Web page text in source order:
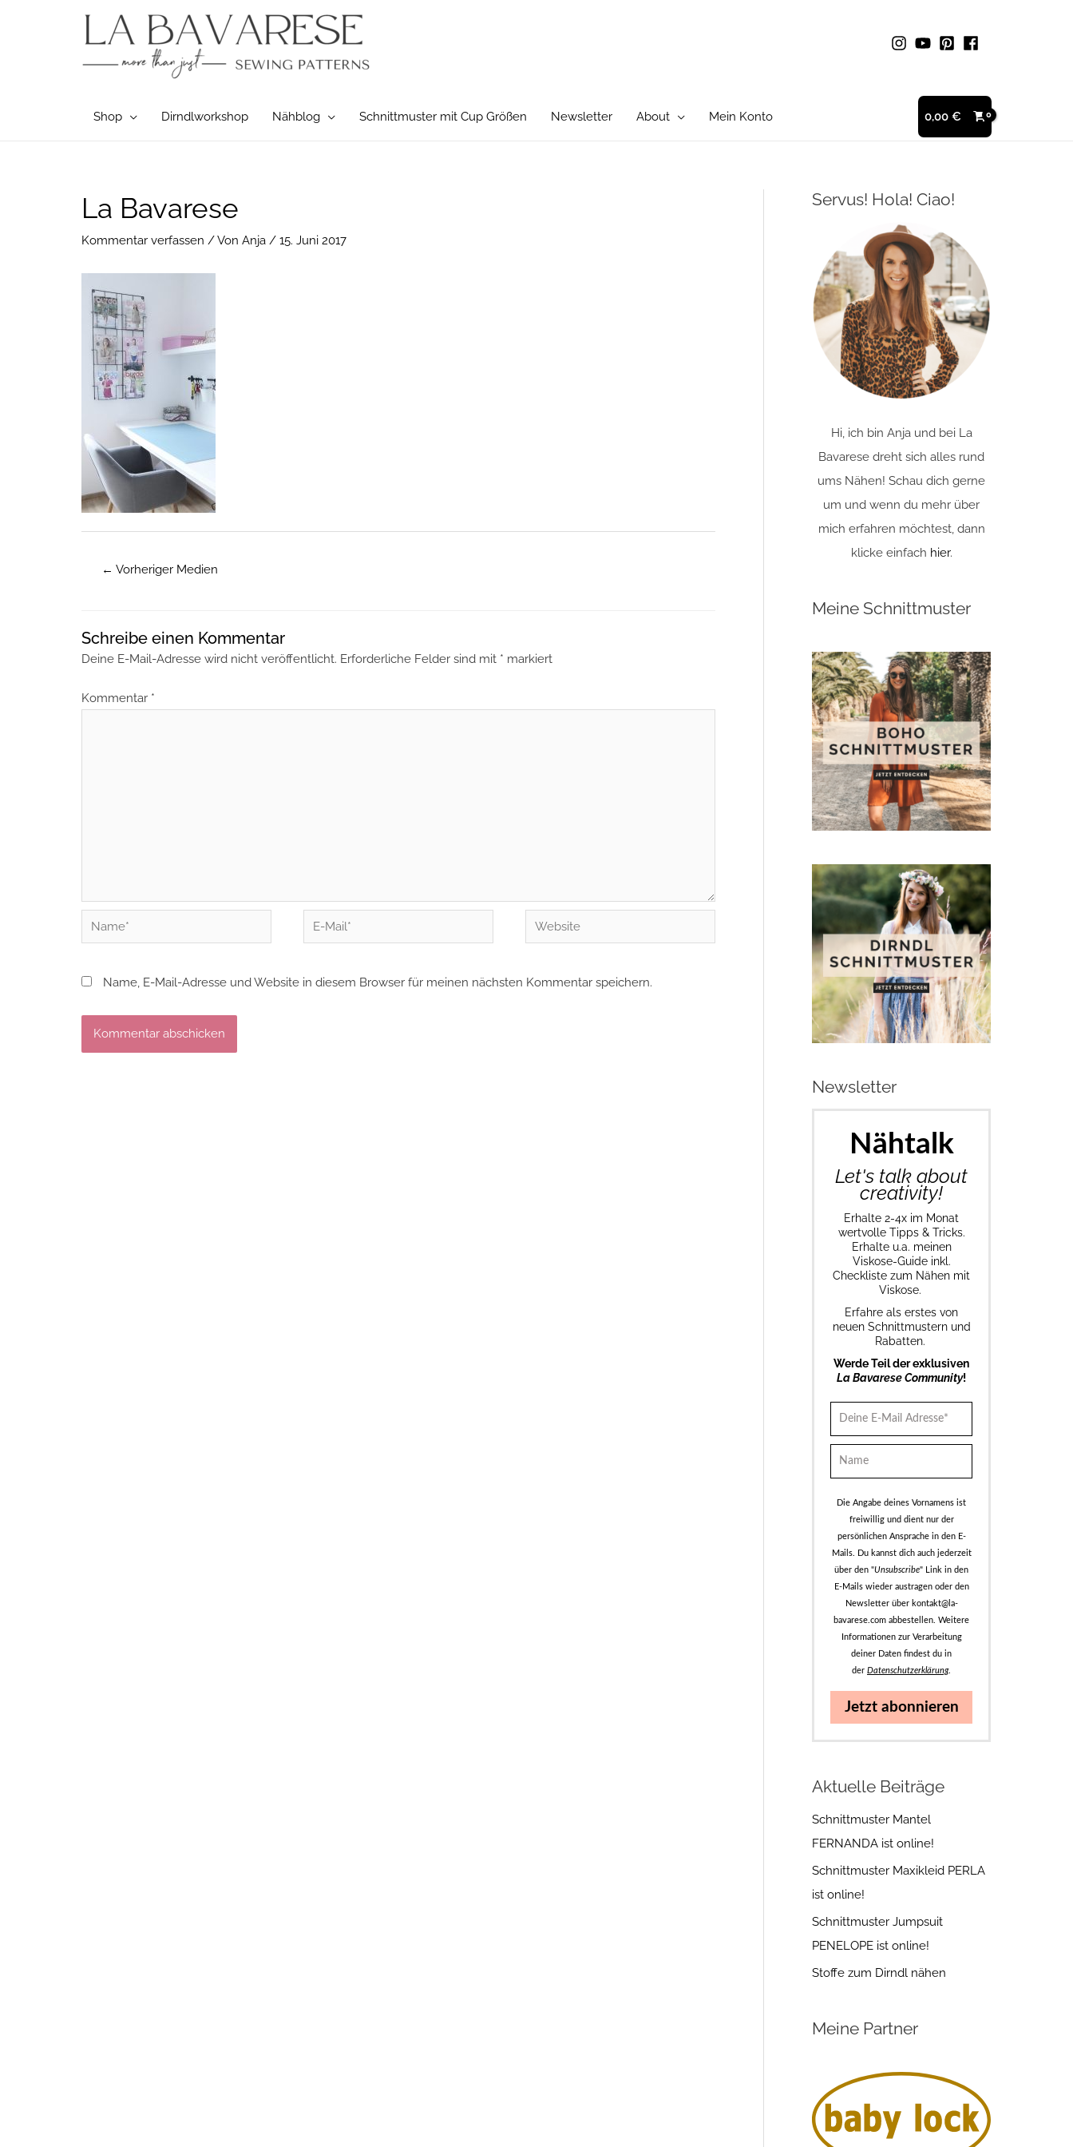
Shop Dirndlworkshop Nähblog Schnittmuster mit Cup Größen Newsletter About Mein Konto 0,00 €
La Bavarese
Kommentar verfassen / Von Anja / 15. Juni 2017
Post
navigation
← Vorheriger Medien
Schreibe einen Kommentar
Deine E-Mail-Adresse wird nicht veröffentlicht. Erforderliche Felder sind mit * markiert
Kommentar *
Name*
E-
Mail*
Website
Name, E-Mail-Adresse und Website in diesem Browser für meinen nächsten Kommentar speichern.
Servus! Hola! Ciao!
Hi, ich bin Anja und bei La
Bavarese dreht sich alles rund
ums Nähen! Schau dich gerne
um und wenn du mehr über
mich erfahren möchtest, dann
klicke einfach hier.
Meine Schnittmuster
Newsletter
Nähtalk
Let's talk about
creativity!
Erhalte 2-4x im Monat
wertvolle Tipps & Tricks.
Erhalte u.a. meinen
Viskose-Guide inkl.
Checkliste zum Nähen mit
Viskose.
Erfahre als erstes von
neuen Schnittmustern und
Rabatten.
Werde Teil der exklusiven
La Bavarese Community!
Die Angabe deines Vornamens ist
freiwillig und dient nur der
persönlichen Ansprache in den E-
Mails. Du kannst dich auch jederzeit
über den "Unsubscribe" Link in den
E-Mails wieder austragen oder den
Newsletter über kontakt@la-
bavarese.com abbestellen. Weitere
Informationen zur Verarbeitung
deiner Daten findest du in
der Datenschutzerklärung.
Jetzt abonnieren
Aktuelle Beiträge
Schnittmuster Mantel
FERNANDA ist online!
Schnittmuster Maxikleid PERLA
ist online!
Schnittmuster Jumpsuit
PENELOPE ist online!
Stoffe zum Dirndl nähen
Meine Partner